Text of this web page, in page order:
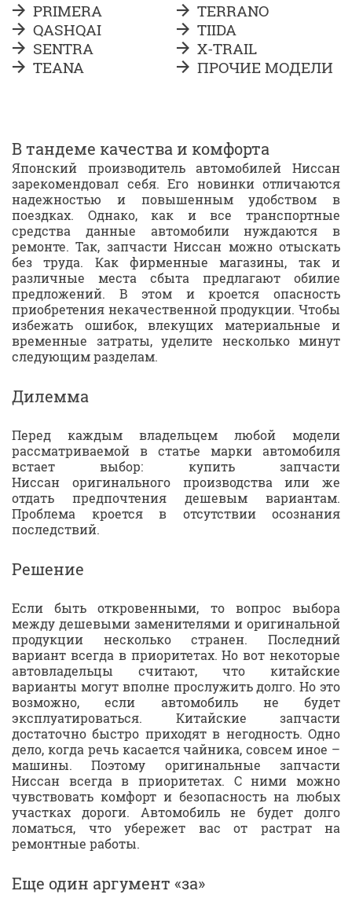
PRIMERA
QASHQAI
SENTRA
TEANA
TERRANO
TIIDA
X-TRAIL
ПРОЧИЕ МОДЕЛИ
В тандеме качества и комфорта
Японский производитель автомобилей Ниссан
зарекомендовал себя. Его новинки отличаются
надежностью и повышенным удобством в
поездках. Однако, как и все транспортные
средства данные автомобили нуждаются в
ремонте. Так, запчасти Ниссан можно отыскать
без труда. Как фирменные магазины, так и
различные места сбыта предлагают обилие
предложений. В этом и кроется опасность
приобретения некачественной продукции. Чтобы
избежать ошибок, влекущих материальные и
временные затраты, уделите несколько минут
следующим разделам.
Дилемма
Перед каждым владельцем любой модели
рассматриваемой в статье марки автомобиля
встает выбор: купить запчасти
Ниссан оригинального производства или же
отдать предпочтения дешевым вариантам.
Проблема кроется в отсутствии осознания
последствий.
Решение
Если быть откровенными, то вопрос выбора
между дешевыми заменителями и оригинальной
продукции несколько странен. Последний
вариант всегда в приоритетах. Но вот некоторые
автовладельцы считают, что китайские
варианты могут вполне прослужить долго. Но это
возможно, если автомобиль не будет
эксплуатироваться. Китайские запчасти
достаточно быстро приходят в негодность. Одно
дело, когда речь касается чайника, совсем иное –
машины. Поэтому оригинальные запчасти
Ниссан всегда в приоритетах. С ними можно
чувствовать комфорт и безопасность на любых
участках дороги. Автомобиль не будет долго
ломаться, что убережет вас от растрат на
ремонтные работы.
Еще один аргумент «за»